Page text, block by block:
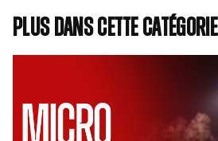
Plus dans cette catégorie